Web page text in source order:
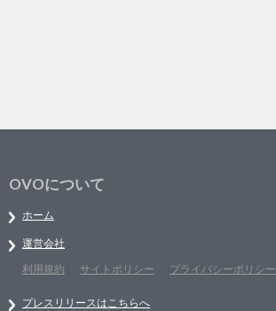
OVOについて
ホーム
運営会社
利用規約
サイトポリシー プライバシーポリシー
プレスリリースはこちらへ